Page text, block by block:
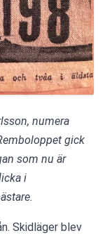
numera
gick
som nu är
i
Skidläger blev